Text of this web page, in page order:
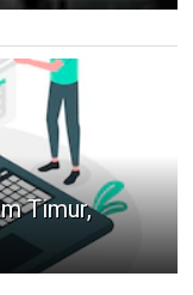
Timur,